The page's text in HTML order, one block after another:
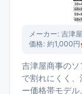
メーカー: 吉津
価格: 約1,000円
吉津屋商事の
で割れにくく
ー価格帯モデ